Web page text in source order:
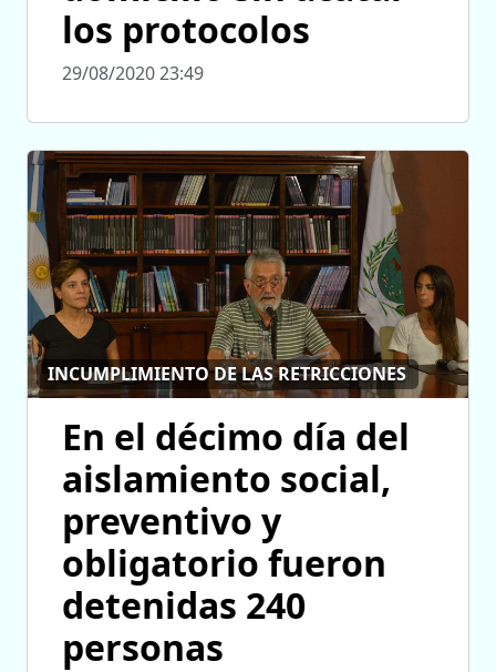
los protocolos
29/08/2020 23:49
INCUMPLIMIENTO DE LAS RETRICCIONES
En el décimo día del
aislamiento social,
preventivo y
obligatorio fueron
detenidas 240
personas